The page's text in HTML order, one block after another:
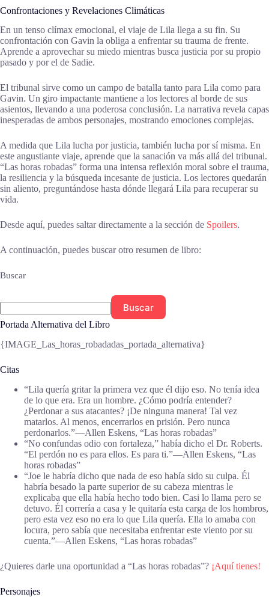
Confrontaciones y Revelaciones Climáticas
En un tenso clímax emocional, el viaje de Lila llega a su fin. Su
confrontación con Gavin la obliga a enfrentar su trauma de frente.
Aprende a aprovechar su miedo mientras busca justicia por su propio
pasado y por el de Sadie.
El tribunal sirve como un campo de batalla tanto para Lila como para
Gavin. Un giro impactante mantiene a los lectores al borde de sus
asientos, llevando a una poderosa conclusión. La narrativa revela capas
inesperadas de ambos personajes, mostrando emociones complejas.
A medida que Lila lucha por justicia, también lucha por sí misma. En
este angustiante viaje, aprende que la sanación va más allá del tribunal.
“Las horas robadas” forma una intensa reflexión moral sobre el trauma,
la resiliencia y la búsqueda incesante de justicia. Los lectores quedarán
sin aliento, preguntándose hasta dónde llegará Lila para recuperar su
vida.
Desde aquí, puedes saltar directamente a la sección de Spoilers.
A continuación, puedes buscar otro resumen de libro:
Buscar
Buscar
Portada Alternativa del Libro
{IMAGE_Las_horas_robadadas_portada_alternativa}
Citas
“Lila quería gritar la primera vez que él dijo eso. No tenía idea
de lo que era. Era un hombre. ¿Cómo podría entender?
¿Perdonar a sus atacantes? ¡De ninguna manera! Tal vez
matarlos. Al menos, encerrarlos en prisión. Pero nunca
perdonarlos.”―Allen Eskens, “Las horas robadas”
“No confundas odio con fortaleza,” había dicho el Dr. Roberts.
“El perdón no es para ellos. Es para ti.”―Allen Eskens, “Las
horas robadas”
“Joe le habría dicho que nada de eso había sido su culpa. Él
habría besado la parte superior de su cabeza mientras le
explicaba que ella había hecho todo bien. Casi lo llama pero se
detuvo. Él correría a casa y le quitaría esta carga de los hombros,
pero esta vez eso no era lo que Lila quería. Ella lo amaba con
locura, pero sabía que necesitaba enfrentar este viento por su
cuenta.”―Allen Eskens, “Las horas robadas”
¿Quieres darle una oportunidad a “Las horas robadas”? ¡Aquí tienes!
Personajes